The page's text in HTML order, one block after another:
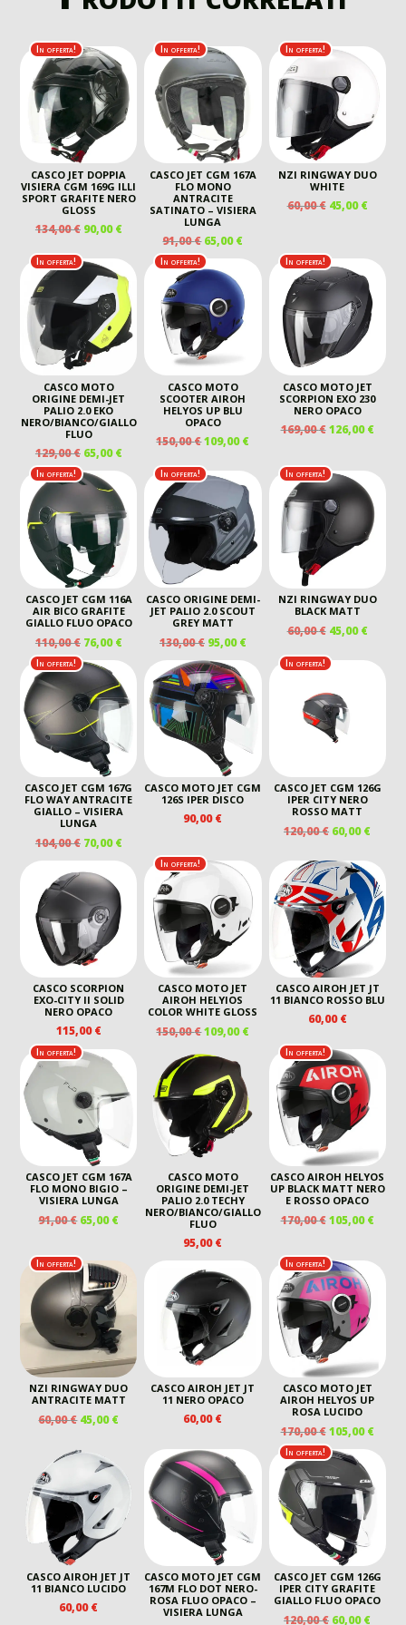
In offerta!
CASCO JET DOPPIA
VISIERA CGM 169G ILLI
SPORT GRAFITE NERO
GLOSS
134,00€ IL
ORIGINALE
ERA:
134,00 €.
90,00€IL
PREZZO
ATTUALE
È:
90,00 €.
In offerta!
CASCO JET CGM 167A
FLO MONO
ANTRACITE
SATINATO – VISIERA
LUNGA
91,00€ IL
PREZZO
ORIGINALE
91,00 €.
65,00€IL
PREZZO
ATTUALE
È:
65,00 €.
In offerta!
NZI RINGWAY DUO
WHITE
60,00€ IL
ERA:
60,00 €.
45,00€IL
45,00
In offerta!
CASCO MOTO
ORIGINE DEMI-JET
PALIO 2.0 EKO
NERO/BIANCO/GIALLO
FLUO
129,00€ IL
PREZZO
ORIGINALE
ERA:
129,00 €.
65,00€IL
PREZZO
ATTUALE
È:
65,00 €.
In offerta!
CASCO MOTO
SCOOTER AIROH
HELYOS UP BLU
OPACO
150,00€IL
ORIGINALE
150,00 €.
109,00€IL
ATTUALE
È:
109,00 €.
In offerta!
CASCO MOTO JET
SCORPION EXO 230
NERO OPACO
169,00€ IL
ERA:
169,00 €.
126,00€IL
È:
In offerta!
CASCO JET CGM 116A
AIR BICO GRAFITE
GIALLO FLUO OPACO
110,00€ IL
PREZZO
ORIGINALE
ERA:
110,00 €.
76,00€IL
PREZZO
ATTUALE
È:
76,00 €.
In offerta!
CASCO ORIGINE DEMI-
JET PALIO 2.0 SCOUT
GREY MATT
130,00€ IL
PREZZO
ORIGINALE
ERA:
130,00 €.
95,00€IL
PREZZO
ATTUALE
È:
95,00 €.
In offerta!
NZI RINGWAY DUO
BLACK MATT
60,00€ IL
ORIGINALE
60,00 €.
45,00€IL
In offerta!
CASCO JET CGM 167G
FLO WAY ANTRACITE
GIALLO – VISIERA
LUNGA
104,00€ IL
PREZZO
ORIGINALE
ERA:
104,00 €.
70,00€IL
PREZZO
ATTUALE
70,00 €.
CASCO MOTO JET CGM
126S IPER DISCO
90,00€
In offerta!
CASCO JET CGM 126G
IPER CITY NERO
ROSSO MATT
120,00€ IL
ORIGINALE
ERA:
120,00 €.
60,00€IL
È:
60,00
CASCO SCORPION
EXO-CITY II SOLID
NERO OPACO
115,00€
In offerta!
CASCO MOTO JET
AIROH HELYIOS
COLOR WHITE GLOSS
150,00€IL
ORIGINALE
ERA:
150,00 €.
109,00€IL
PREZZO
ATTUALE
109,00 €.
CASCO AIROH JET JT
11 BIANCO ROSSO BLU
60,00€
In offerta!
CASCO JET CGM 167A
FLO MONO BIGIO –
VISIERA LUNGA
91,00€ IL
ERA:
91,00 €.
65,00€IL
65,00 €.
CASCO MOTO
ORIGINE DEMI-JET
PALIO 2.0 TECHY
NERO/BIANCO/GIALLO
FLUO
95,00€
In offerta!
CASCO AIROH HELYOS
UP BLACK MATT NERO
E ROSSO OPACO
170,00€ IL
ERA:
170,00 €.
105,00€IL
È:
In offerta!
NZI RINGWAY DUO
ANTRACITE MATT
60,00€ IL
ORIGINALE
ERA:
60,00 €.
45,00€IL
ATTUALE
È:
45,00 €.
CASCO AIROH JET JT
11 NERO OPACO
60,00€
In offerta!
CASCO MOTO JET
AIROH HELYOS UP
ROSA LUCIDO
170,00€ IL
PREZZO
ORIGINALE
ERA:
170,00 €.
105,00€IL
CASCO AIROH JET JT
11 BIANCO LUCIDO
60,00€
CASCO MOTO JET CGM
167M FLO DOT NERO-
ROSA FLUO OPACO –
VISIERA LUNGA
In offerta!
CASCO JET CGM 126G
IPER CITY GRAFITE
GIALLO FLUO OPACO
120,00€ IL
60,00€IL